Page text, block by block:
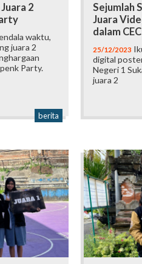
2
waktu,
juara 2
Party.
berita
Sejumlah
Juara
dalam CEC
25/12/2023
digital
Negeri 1
juara 2